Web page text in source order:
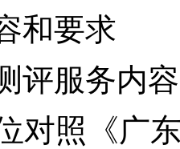
和要求
评服务内容
对照《广